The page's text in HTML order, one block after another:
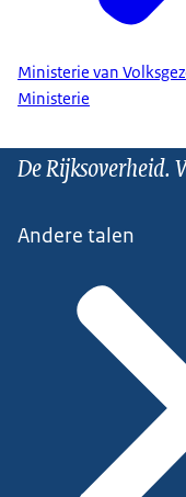
Ministerie van
Ministerie
De Rijksoverheid.
Andere talen